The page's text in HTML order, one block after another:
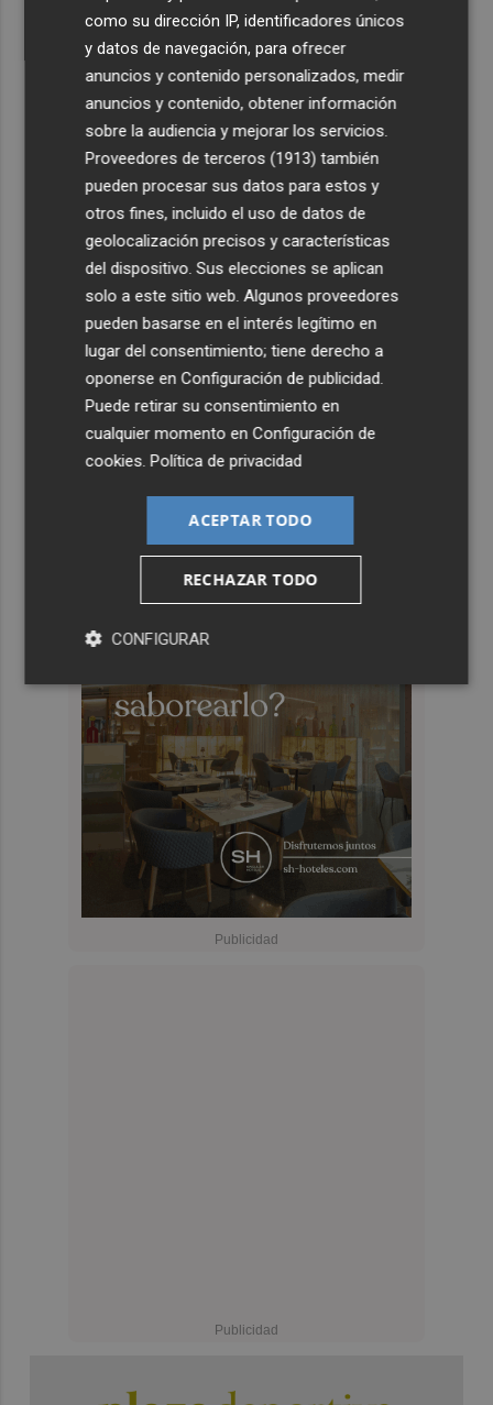
como su dirección IP, identificadores únicos
y datos de navegación, para ofrecer
anuncios y contenido personalizados, medir
anuncios y contenido, obtener información
sobre la audiencia y mejorar los servicios.
Proveedores de terceros (1913) también
pueden procesar sus datos para estos y
otros fines, incluido el uso de datos de
geolocalización precisos y características
del dispositivo. Sus elecciones se aplican
solo a este sitio web. Algunos proveedores
pueden basarse en el interés legítimo en
lugar del consentimiento; tiene derecho a
oponerse enConfiguración de publicidad.
Puede retirar su consentimiento en
cualquier momento enConfiguración de
cookies.Política de privacidad
ACEPTAR TODO
RECHAZAR TODO
CONFIGURAR